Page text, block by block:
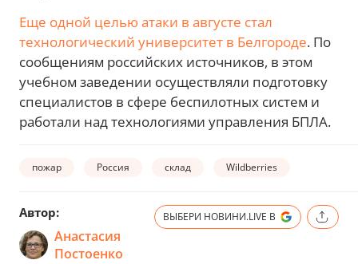
Еще одной целью атаки в августе стал
технологический университет в Белгороде. По
сообщениям российских источников, в этом
учебном заведении осуществляли подготовку
специалистов в сфере беспилотных систем и
работали над технологиями управления БПЛА.
пожар Россия склад Wildberries
Автор:
Анастасия
Постоенко
ВЫБЕРИ НОВИНИ.LIVE В